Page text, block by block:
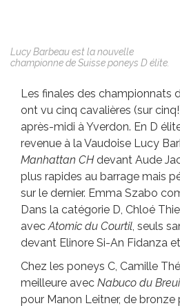
Lucy Barbeau est la nouvelle
championne de Suisse poneys D élite.
Les finales des championnats
ont vu cinq cavalières (sur
après-midi à Yverdon. En D
revenue à la Vaudoise Lucy
Manhattan CHdevant Aude
plus rapides au barrage mais
sur le dernier. Emma Szabo
Dans la catégorie D, Chloé
avecAtomic du Courtil, seuls
devant Elinore Si-An Fidanza
Chez les poneys C, Camille
meilleure avec Nabuco du
pour Manon Leitner, de bronze